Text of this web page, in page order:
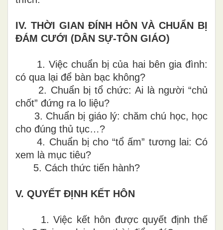
IV. THỜI GIAN ĐÍNH HÔN VÀ CHUẨN BỊ
ĐÁM CƯỚI (DÂN SỰ-TÔN GIÁO)
1. Việc chuẩn bị của hai bên gia đình:
có qua lại để bàn bạc không?
2. Chuẩn bị tổ chức: Ai là người “chủ
chốt” đứng ra lo liệu?
3. Chuẩn bị giáo lý: chăm chú học, học
cho đúng thủ tục…?
4. Chuẩn bị cho “tổ ấm” tương lai: Có
xem là mục tiêu?
5. Cách thức tiến hành?
V. QUYẾT ĐỊNH KẾT HÔN
1.Việc kết hôn được quyết định thế